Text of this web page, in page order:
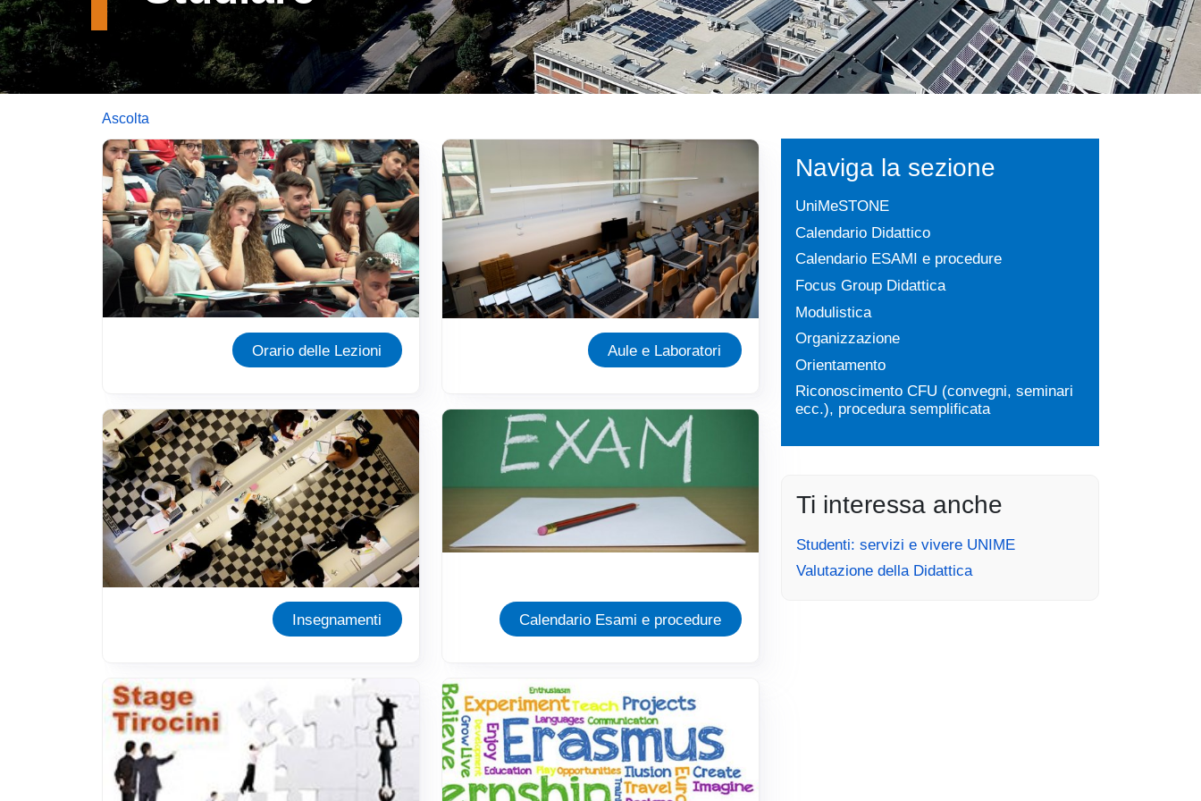
Ascolta
Immagine
Orario delle Lezioni
Immagine
Aule e Laboratori
Immagine
Insegnamenti
Immagine
Calendario Esami e procedure
Immagine Immagine
Naviga la sezione
UniMeSTONE
Calendario Didattico
Calendario ESAMI e procedure
Focus Group Didattica
Modulistica
Organizzazione
Orientamento
Riconoscimento CFU (convegni, seminari
ecc.), procedura semplificata
Ti interessa anche
Studenti: servizi e vivere UNIME
Valutazione della Didattica